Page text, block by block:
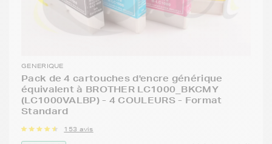
GENERIQUE
Pack de 4 cartouches d'encre générique
équivalent à BROTHER LC1000_BKCMY
(LC1000VALBP) - 4 COULEURS - Format
Standard
153 avis